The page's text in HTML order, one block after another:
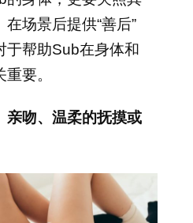
场景后提供“善后”
于帮助Sub在身体和
要。
亲吻、温柔的抚摸或